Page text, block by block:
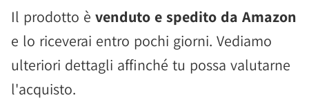
Il prodotto è venduto e spedito da Amazon
e lo riceverai entro pochi giorni. Vediamo
ulteriori dettagli affinché tu possa valutarne
l'acquisto.